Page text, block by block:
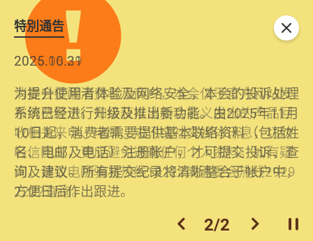
特別通告
2026.06.29
消委会提醒消费者及商户，本会仅于官方网站发
布消费警示。如接获以消委会名义发出的产品回
收相关来电、电邮、短讯或社交媒体讯息，切勿
轻信回应，更应避免透露任何个人资料。如有疑
问，请致电防骗易热线18222或消委会热线2929
2222查询。
2025.10.31
为提升使用者体验及网络安全，本会的投诉处理
系统已经进行升级及推出新功能。由2025年11月
10日起，消费者需要提供基本联络资料（包括姓
名、电邮及电话）注册帐户，才可提交投诉、查
询及建议。所有提交纪录将清晰整合于帐户中，
方便日后作出跟进。
上一个
2/2 下一个开
关闭